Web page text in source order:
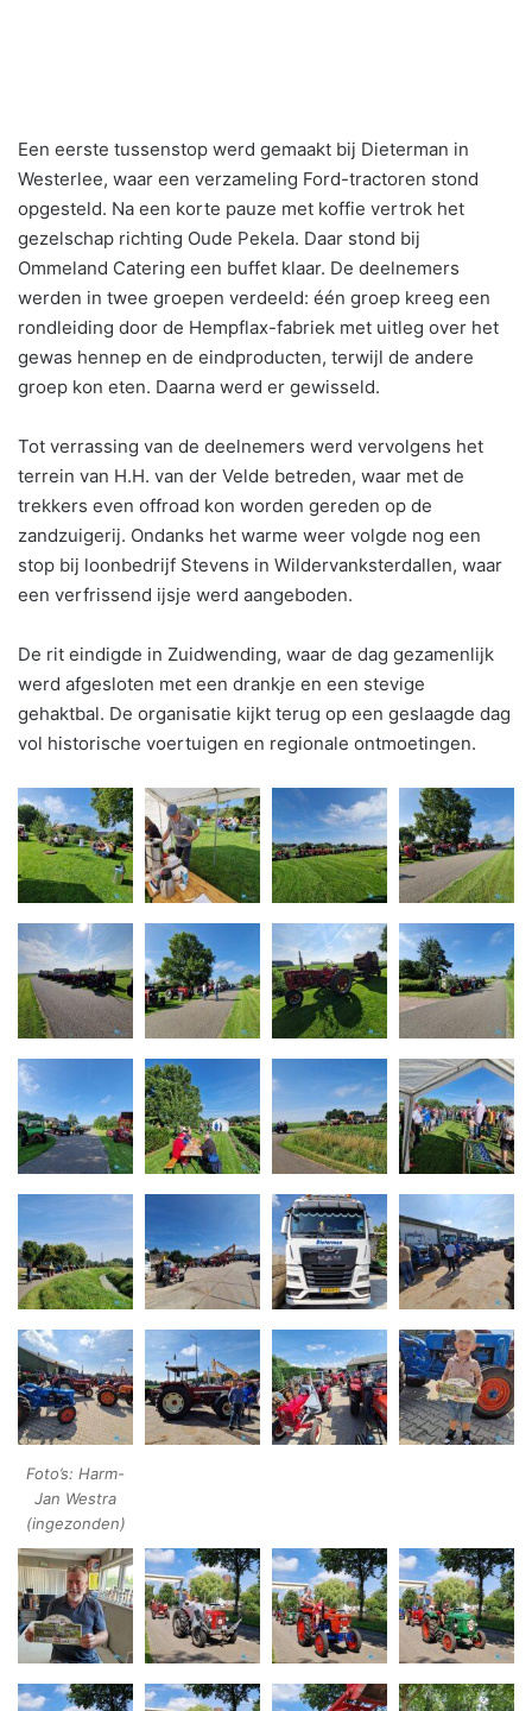
Een eerste tussenstop werd gemaakt bij Dieterman in
Westerlee, waar een verzameling Ford-tractoren stond
opgesteld. Na een korte pauze met koffie vertrok het
gezelschap richting Oude Pekela. Daar stond bij
Ommeland Catering een buffet klaar. De deelnemers
werden in twee groepen verdeeld: één groep kreeg een
rondleiding door de Hempflax-fabriek met uitleg over het
gewas hennep en de eindproducten, terwijl de andere
groep kon eten. Daarna werd er gewisseld.
Tot verrassing van de deelnemers werd vervolgens het
terrein van H.H. van der Velde betreden, waar met de
trekkers even offroad kon worden gereden op de
zandzuigerij. Ondanks het warme weer volgde nog een
stop bij loonbedrijf Stevens in Wildervanksterdallen, waar
een verfrissend ijsje werd aangeboden.
De rit eindigde in Zuidwending, waar de dag gezamenlijk
werd afgesloten met een drankje en een stevige
gehaktbal. De organisatie kijkt terug op een geslaagde dag
vol historische voertuigen en regionale ontmoetingen.
Foto’s: Harm-
Jan Westra
(ingezonden)